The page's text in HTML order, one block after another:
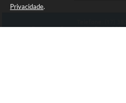
Privacidade.
Endereço: Rua: Aurélio Parizi, 232